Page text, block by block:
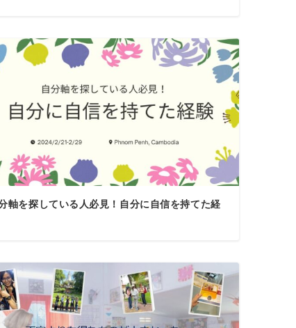
軸を探している人必見！自分に自信を持てた経